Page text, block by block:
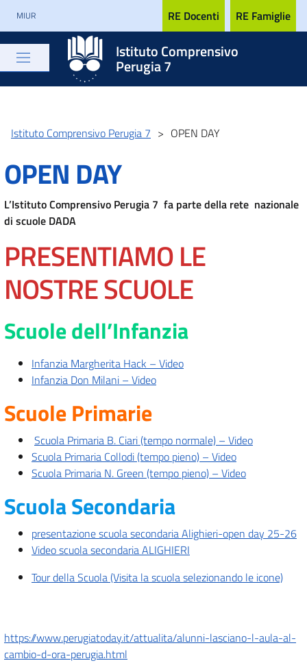
MIUR RE Docenti RE Famiglie
Istituto Comprensivo
Perugia 7
Istituto Comprensivo Perugia 7 > OPEN DAY
OPEN DAY
L’Istituto Comprensivo Perugia 7 fa parte della rete nazionale
di scuole DADA
PRESENTIAMO LE
NOSTRE SCUOLE
Scuole dell’Infanzia
Infanzia Margherita Hack – Video
Infanzia Don Milani – Video
Scuole Primarie
Scuola Primaria B. Ciari (tempo normale) – Video
Scuola Primaria Collodi (tempo pieno) – Video
Scuola Primaria N. Green (tempo pieno) – Video
Scuola Secondaria
presentazione scuola secondaria Alighieri-open day 25-26
Video scuola secondaria ALIGHIERI
Tour della Scuola (Visita la scuola selezionando le icone)
https://www.perugiatoday.it/attualita/alunni-lasciano-l-aula-al-
cambio-d-ora-perugia.html